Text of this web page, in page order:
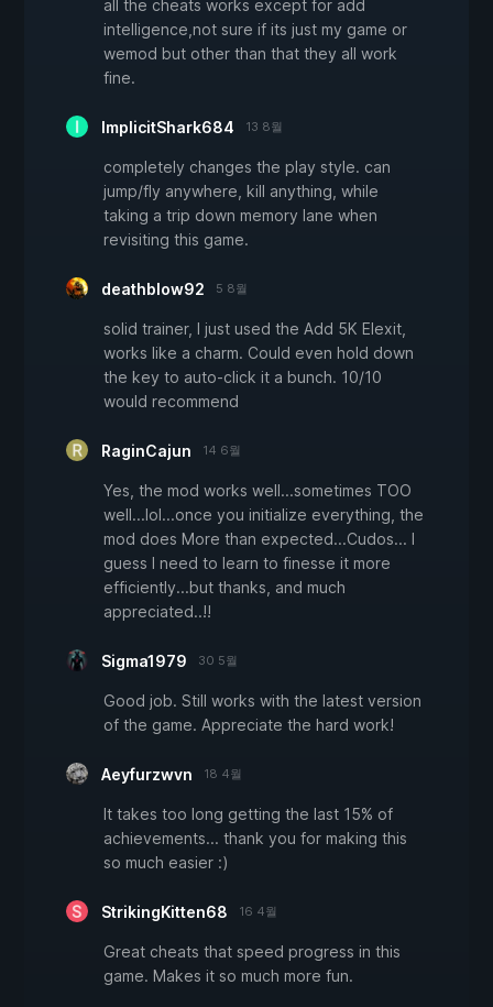
all the cheats works except for add
intelligence,not sure if its just my game or
wemod but other than that they all work
fine.
ImplicitShark684 13 8월
completely changes the play style. can
jump/fly anywhere, kill anything, while
taking a trip down memory lane when
revisiting this game.
deathblow92 5 8월
solid trainer, I just used the Add 5K Elexit,
works like a charm. Could even hold down
the key to auto-click it a bunch. 10/10
would recommend
RaginCajun 14 6월
Yes, the mod works well...sometimes TOO
well...lol...once you initialize everything, the
mod does More than expected...Cudos... I
guess I need to learn to finesse it more
efficiently...but thanks, and much
appreciated..!!
Sigma1979 30 5월
Good job. Still works with the latest version
of the game. Appreciate the hard work!
Aeyfurzwvn 18 4월
It takes too long getting the last 15% of
achievements... thank you for making this
so much easier :)
StrikingKitten68 16 4월
Great cheats that speed progress in this
game. Makes it so much more fun.